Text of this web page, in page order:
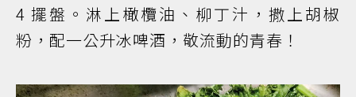
4 擺盤。淋上橄欖油、柳丁汁，撒上胡椒
粉，配一公升冰啤酒，敬流動的青春！